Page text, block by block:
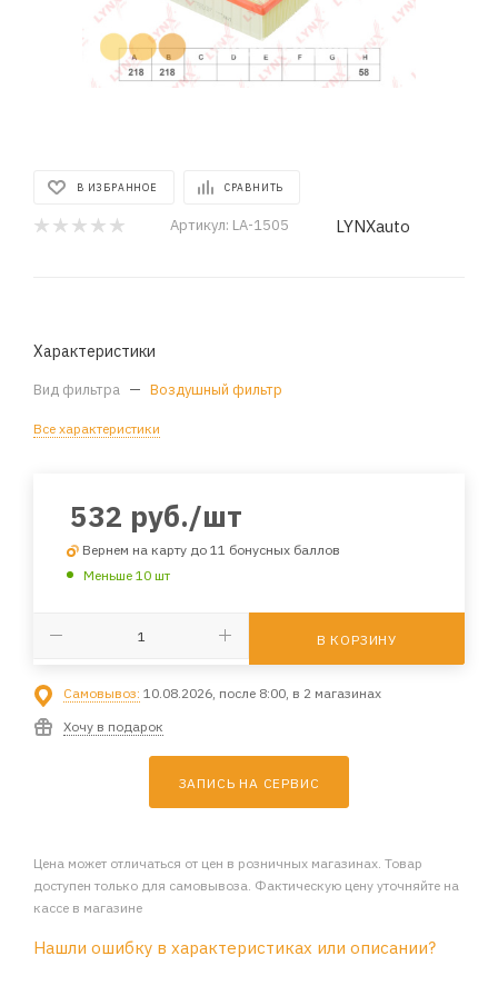
В ИЗБРАННОЕ СРАВНИТЬ
Артикул: LA-1505 LYNXauto
Характеристики
Вид фильтра — Воздушный фильтр
Все характеристики
532 руб./шт
Вернем на карту до 11 бонусных баллов
Меньше 10 шт
В КОРЗИНУ
Самовывоз: 10.08.2026, после 8:00, в 2 магазинах
Хочу в подарок
ЗАПИСЬ НА СЕРВИС
Цена может отличаться от цен в розничных магазинах. Товар
доступен только для самовывоза. Фактическую цену уточняйте на
кассе в магазине
Нашли ошибку в характеристиках или описании?